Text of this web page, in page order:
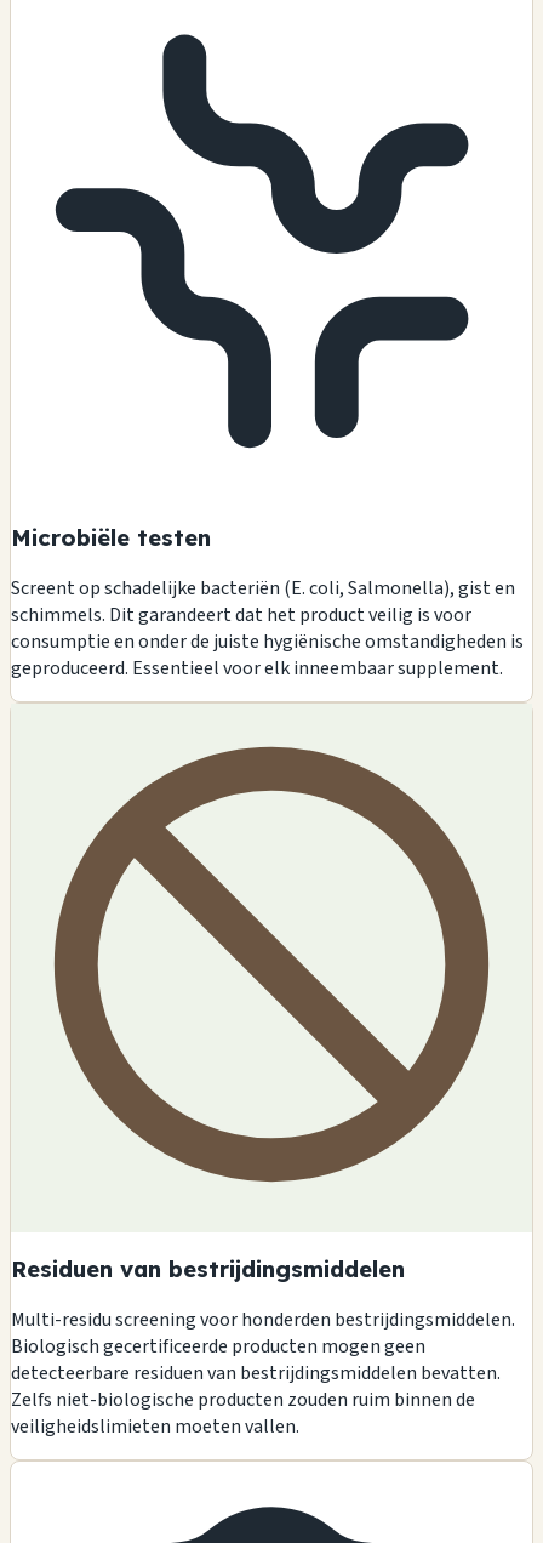
Microbiële testen
Screent op schadelijke bacteriën (E. coli, Salmonella), gist en
schimmels. Dit garandeert dat het product veilig is voor
consumptie en onder de juiste hygiënische omstandigheden is
geproduceerd. Essentieel voor elk inneembaar supplement.
Residuen van bestrijdingsmiddelen
Multi-residu screening voor honderden bestrijdingsmiddelen.
Biologisch gecertificeerde producten mogen geen
detecteerbare residuen van bestrijdingsmiddelen bevatten.
Zelfs niet-biologische producten zouden ruim binnen de
veiligheidslimieten moeten vallen.